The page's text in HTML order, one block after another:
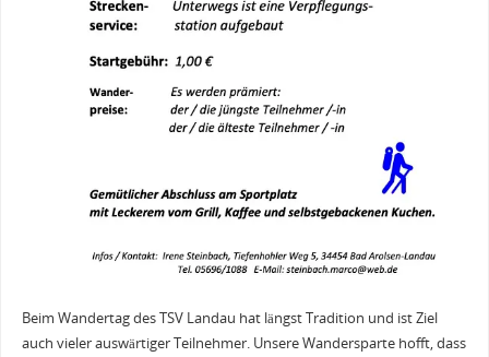
Beim Wandertag des TSV Landau hat längst Tradition und ist Ziel
auch vieler auswärtiger Teilnehmer. Unsere Wandersparte hofft, dass